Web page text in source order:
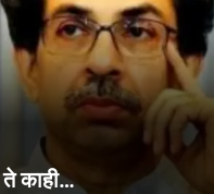
ते काही…